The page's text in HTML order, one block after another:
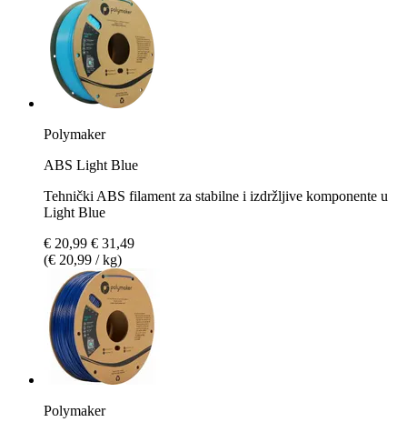
Polymaker
ABS Light Blue
Tehnički ABS filament za stabilne i izdržljive komponente u
Light Blue
€ 20,99 € 31,49
(€ 20,99 / kg)
Polymaker